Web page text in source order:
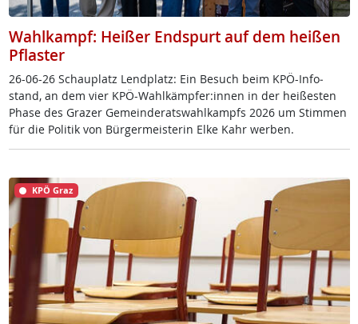
Wahlkampf: Heißer Endspurt auf dem heißen
Pflaster
26-06-26 Schau­platz Lend­platz: Ein Be­such beim KPÖ-In­fo­
stand, an dem vier KPÖ-Wahl­kämp­fer:in­nen in der hei­ßes­ten
Pha­se des Gra­zer Ge­mein­de­rats­wahl­kampfs 2026 um Stim­men
für die Po­li­tik von Bür­ger­meis­te­rin El­ke Kahr wer­ben.
KPÖ Graz